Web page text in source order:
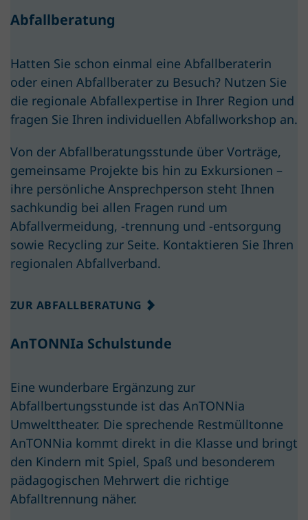
Abfallberatung
Hatten Sie schon einmal eine Abfall­beraterin
oder einen Abfallberater zu Besuch? Nutzen Sie
die regionale Abfallexpertise in Ihrer Region und
fragen Sie Ihren individuellen Abfallworkshop an.
Von der Abfall­beratungsstunde über Vorträge,
gemeinsame Projekte bis hin zu Exkursionen –
ihre persönliche Ansprechperson steht Ihnen
sachkundig bei allen Fragen rund um
Abfallvermeidung, -trennung und -entsorgung
sowie Recycling zur Seite. Kontaktieren Sie Ihren
regionalen Abfallverband.
ZUR ABFALLBERATUNG
AnTONNIa Schulstunde
Eine wunderbare Ergänzung zur
Abfallbertungsstunde ist das AnTONNia
Umwelttheater. Die sprechende Restmülltonne
AnTONNia kommt direkt in die Klasse und bringt
den Kindern mit Spiel, Spaß und besonderem
pädagogischen Mehrwert die richtige
Abfalltrennung näher.